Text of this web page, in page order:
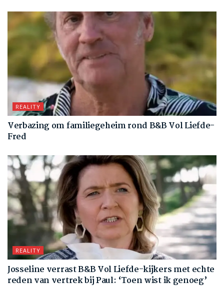
REALITY
Verbazing om familiegeheim rond B&B Vol Liefde-
Fred
REALITY
Josseline verrast B&B Vol Liefde-kijkers met echte
reden van vertrek bij Paul: ‘Toen wist ik genoeg’